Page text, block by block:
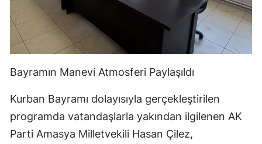
Bayramın Manevi Atmosferi Paylaşıldı
Kurban Bayramı dolayısıyla gerçekleştirilen
programda vatandaşlarla yakından ilgilenen AK
Parti Amasya Milletvekili Hasan Çilez,